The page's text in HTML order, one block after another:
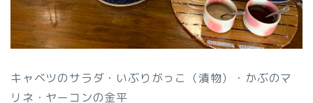
キャベツのサラダ・いぶりがっこ（漬物）・かぶのマ
リネ・ヤーコンの金平